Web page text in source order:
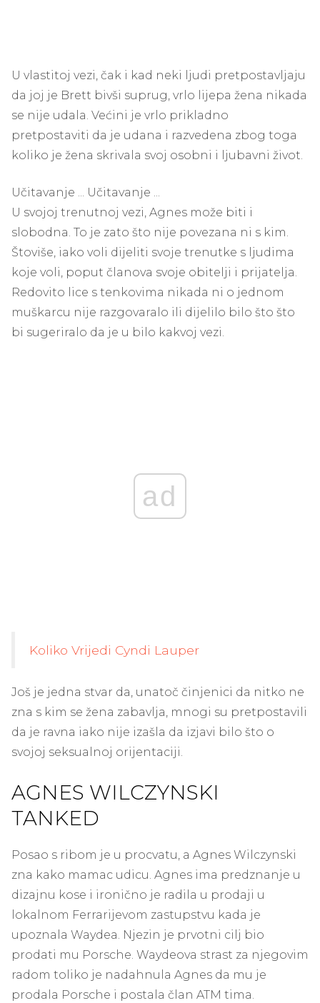
U vlastitoj vezi, čak i kad neki ljudi pretpostavljaju
da joj je Brett bivši suprug, vrlo lijepa žena nikada
se nije udala. Većini je vrlo prikladno
pretpostaviti da je udana i razvedena zbog toga
koliko je žena skrivala svoj osobni i ljubavni život.
Učitavanje ... Učitavanje ...
U svojoj trenutnoj vezi, Agnes može biti i
slobodna. To je zato što nije povezana ni s kim.
Štoviše, iako voli dijeliti svoje trenutke s ljudima
koje voli, poput članova svoje obitelji i prijatelja.
Redovito lice s tenkovima nikada ni o jednom
muškarcu nije razgovaralo ili dijelilo bilo što što
bi sugeriralo da je u bilo kakvoj vezi.
ad
Koliko Vrijedi Cyndi Lauper
Još je jedna stvar da, unatoč činjenici da nitko ne
zna s kim se žena zabavlja, mnogi su pretpostavili
da je ravna iako nije izašla da izjavi bilo što o
svojoj seksualnoj orijentaciji.
AGNES WILCZYNSKI
TANKED
Posao s ribom je u procvatu, a Agnes Wilczynski
zna kako mamac udicu. Agnes ima predznanje u
dizajnu kose i ironično je radila u prodaji u
lokalnom Ferrarijevom zastupstvu kada je
upoznala Waydea. Njezin je prvotni cilj bio
prodati mu Porsche. Waydeova strast za njegovim
radom toliko je nadahnula Agnes da mu je
prodala Porsche i postala član ATM tima.